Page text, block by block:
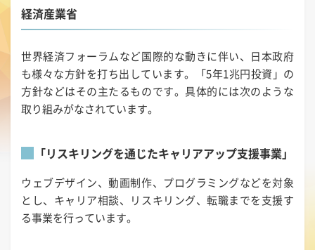
経済産業省
世界経済フォーラムなど国際的な動きに伴い、日本政府
も様々な方針を打ち出しています。「5年1兆円投資」の
方針などはその主たるものです。具体的には次のような
取り組みがなされています。
「リスキリングを通じたキャリアアップ支援事業」
ウェブデザイン、動画制作、プログラミングなどを対象
とし、キャリア相談、リスキリング、転職までを支援す
る事業を行っています。